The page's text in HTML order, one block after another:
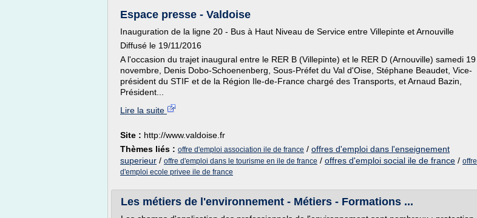
Espace presse - Valdoise
Inauguration de la ligne 20 - Bus à Haut Niveau de Service entre Villepinte et Arnouville
Diffusé le 19/11/2016
A l'occasion du trajet inaugural entre le RER B (Villepinte) et le RER D (Arnouville) samedi 19
novembre, Denis Dobo-Schoenenberg, Sous-Préfet du Val d'Oise, Stéphane Beaudet, Vice-
président du STIF et de la Région Ile-de-France chargé des Transports, et Arnaud Bazin,
Président...
Lire la suite
Site : http://www.valdoise.fr
Thèmes liés : offre d'emploi association ile de france / offres d'emploi dans l'enseignement
superieur / offre d'emploi dans le tourisme en ile de france / offres d'emploi social ile de france / offre
d'emploi ecole privee ile de france
Les métiers de l'environnement - Métiers - Formations ...